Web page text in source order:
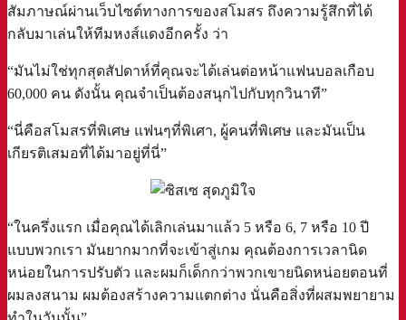
สัมภาษณ์ผ่านเว็บไซต์ทางการของสโมสร ถึงความรู้สึกที่ได้
กลับมาเล่นให้ทีมหงส์แดงอีกครั้ง ว่า
“มันไม่ใช่ทุกสุดสัปดาห์ที่คุณจะได้เล่นต่อหน้าแฟนบอลเกือบ
60,000 คน ดังนั้น คุณจำเป็นต้องสนุกไปกับทุกวินาที”
“นี่คือสโมสรที่พิเศษ แฟนๆที่พิเศา, ผู้คนที่พิเศษ และมันเป็น
เกียรติเสมอที่ได้มาอยู่ที่นี่”
“ในครึ่งแรก เมื่อคุณได้เลิกเล่นมาแล้ว 5 หรือ 6, 7 หรือ 10 ปี
แบบพวกเรา มันยากมากที่จะเข้าสู่เกม คุณต้องการเวลานิด
หน่อยในการปรับตัว และผมก็เด็กกว่าพวกเขายนิดหน่อยตอนที่
ผมลงสนาม ผมต้องสร้างความแตกต่าง นั่นคือสิ่งที่ผสมพยายาม